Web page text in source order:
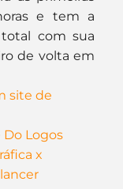
e tem a
com sua
de volta em
site de
Do Logos
x